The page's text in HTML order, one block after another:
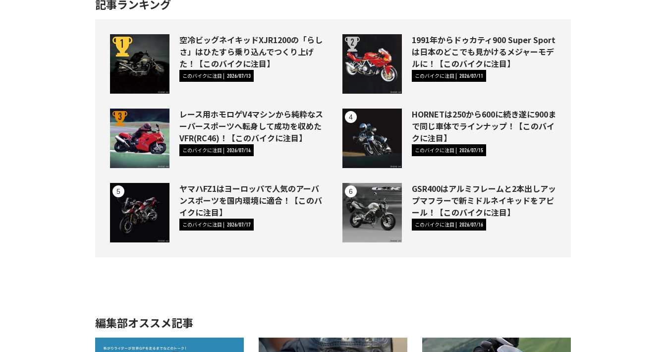
記事ランキング
空冷ビッグネイキッドXJR1200の「らし
さ」はひたすら乗り込んでつくり上げ
た！【このバイクに注目】
このバイクに注目 2026/07/13
1991年からドゥカティ900 Super Sport
は日本のどこでも見かけるメジャーモデ
ルに！【このバイクに注目】
このバイクに注目 2026/07/11
レース用ホモロゲV4マシンから純粋なス
ーパースポーツへ転身して成功を収めた
VFR(RC46)！【このバイクに注目】
このバイクに注目 2026/07/14
HORNETは250から600に続き遂に900ま
で同じ車体でラインナップ！【このバイ
クに注目】
このバイクに注目 2026/07/15
ヤマハFZ1はヨーロッパで人気のアーバ
ンスポーツを国内環境に適合！【このバ
イクに注目】
このバイクに注目 2026/07/17
GSR400はアルミフレームと2本出しアッ
プマフラーで新ミドルネイキッドをアピ
ール！【このバイクに注目】
このバイクに注目 2026/07/16
編集部オススメ記事